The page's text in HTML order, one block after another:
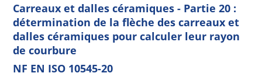
Carreaux et dalles céramiques - Partie 20 :
détermination de la flèche des carreaux et
dalles céramiques pour calculer leur rayon
de courbure
NF EN ISO 10545-20